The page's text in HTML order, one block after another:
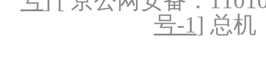
号-1] 总机